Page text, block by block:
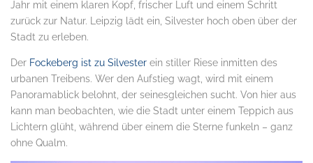
Jahr mit einem klaren Kopf, frischer Luft und einem Schritt
zurück zur Natur. Leipzig lädt ein, Silvester hoch oben über der
Stadt zu erleben.
Der Fockeberg ist zu Silvester ein stiller Riese inmitten des
urbanen Treibens. Wer den Aufstieg wagt, wird mit einem
Panoramablick belohnt, der seinesgleichen sucht. Von hier aus
kann man beobachten, wie die Stadt unter einem Teppich aus
Lichtern glüht, während über einem die Sterne funkeln – ganz
ohne Qualm.